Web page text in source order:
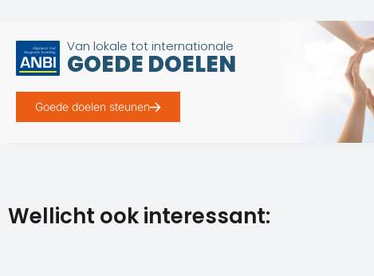
Van lokale tot internationale
GOEDE DOELEN
Goede doelen steunen
Wellicht ook interessant: